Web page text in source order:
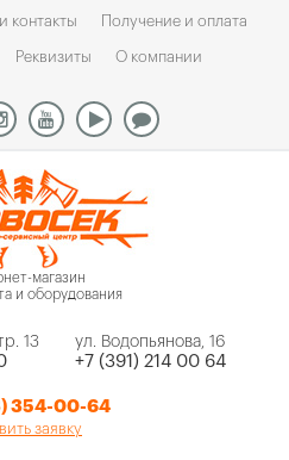
контакты Получение и оплата
Реквизиты О компании
магазин
и оборудования
13 ул. Водопьянова, 16
+7 (391) 214 00 64
354-00-64
заявку